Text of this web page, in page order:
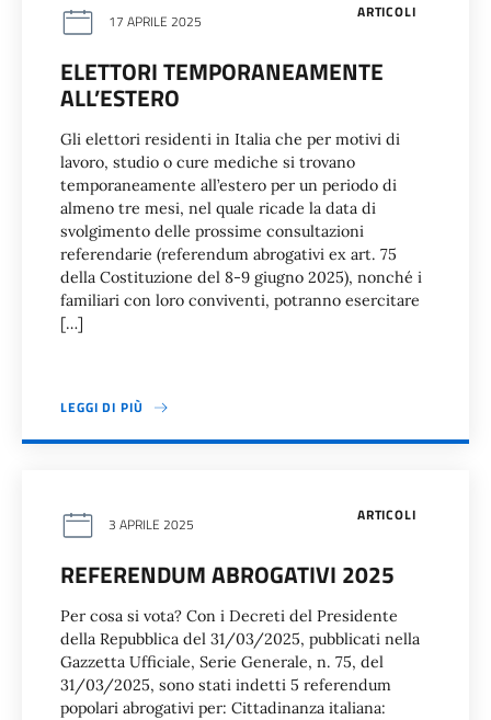
ARTICOLI
17 APRILE 2025
ELETTORI TEMPORANEAMENTE
ALL’ESTERO
Gli elettori residenti in Italia che per motivi di
lavoro, studio o cure mediche si trovano
temporaneamente all’estero per un periodo di
almeno tre mesi, nel quale ricade la data di
svolgimento delle prossime consultazioni
referendarie (referendum abrogativi ex art. 75
della Costituzione del 8-9 giugno 2025), nonché i
familiari con loro conviventi, potranno esercitare
[…]
LEGGI DI PIÙ
ARTICOLI
3 APRILE 2025
REFERENDUM ABROGATIVI 2025
Per cosa si vota? Con i Decreti del Presidente
della Repubblica del 31/03/2025, pubblicati nella
Gazzetta Ufficiale, Serie Generale, n. 75, del
31/03/2025, sono stati indetti 5 referendum
popolari abrogativi per: Cittadinanza italiana: